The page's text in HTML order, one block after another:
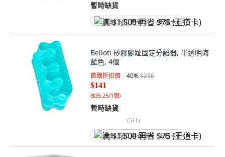
暫時缺貨
满 $1,500 再省 $75 (王道卡)
Belloti 矽膠腳趾固定分離器, 半透明海
藍色, 4個
首購折扣價 40%$236
$141
($35.25/1個)
暫時缺貨
(511)
满 $1,500 再省 $75 (王道卡)